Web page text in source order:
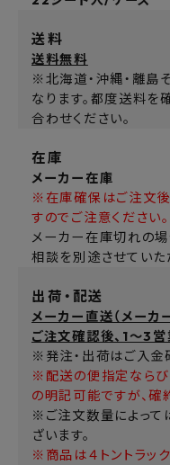
送料
送料無料
※北海道・沖縄・離島
なります。都度送料を
合わせください。
在庫
メーカー在庫
※在庫確保はご注文
すのでご注意ください。
メーカー在庫切れの
相談を別途させていた
出荷・配送
メーカー直送（メーカ
ご注文確認後、1～3
※発注・出荷はご入金
※配送の便指定なら
の明記可能ですが、確
※ご注文数量によって
ざいます。
※商品は４トントラッ